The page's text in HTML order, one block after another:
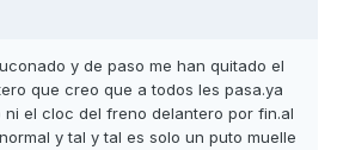
y de paso me han quitado el
que creo que a todos les pasa.ya
ni el cloc del freno delantero por fin.al
y tal y tal es solo un puto muelle